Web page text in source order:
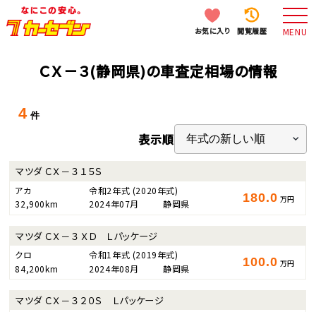
お気に入り 閲覧履歴 MENU
ＣＸ－３(静岡県)の車査定相場の情報
4 件
表示順
マツダ ＣＸ－３ １５Ｓ
アカ 令和2年式 (2020年式)
32,900km
2024年07月 静岡県 180.0 万円
マツダ ＣＸ－３ ＸＤ Ｌパッケージ
クロ 令和1年式 (2019年式)
84,200km
2024年08月 静岡県 100.0 万円
マツダ ＣＸ－３ ２０Ｓ Ｌパッケージ